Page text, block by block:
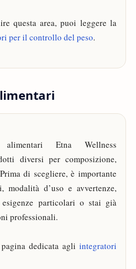
questa area, puoi leggere la
per il controllo del peso.
Etna Wellness
diversi per composizione,
di scegliere, è importante
modalità d’uso e avvertenze,
particolari o stai già
professionali.
dedicata agli integratori